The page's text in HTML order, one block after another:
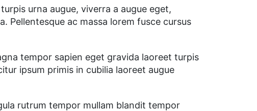
urna augue, viverra a augue eget,
Pellentesque ac massa lorem fusce cursus
tempor sapien eget gravida laoreet turpis
ipsum primis in cubilia laoreet augue
rutrum tempor mullam blandit tempor